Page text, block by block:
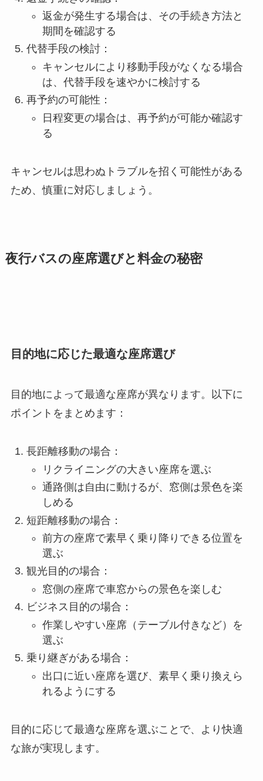
返金が発生する場合は、その手続き方法と
期間を確認する
代替手段の検討：
キャンセルにより移動手段がなくなる場合
は、代替手段を速やかに検討する
再予約の可能性：
日程変更の場合は、再予約が可能か確認す
る
キャンセルは思わぬトラブルを招く可能性がある
ため、慎重に対応しましょう。
夜行バスの座席選びと料金の秘密
目的地に応じた最適な座席選び
目的地によって最適な座席が異なります。以下に
ポイントをまとめます：
長距離移動の場合：
リクライニングの大きい座席を選ぶ
通路側は自由に動けるが、窓側は景色を楽
しめる
短距離移動の場合：
前方の座席で素早く乗り降りできる位置を
選ぶ
観光目的の場合：
窓側の座席で車窓からの景色を楽しむ
ビジネス目的の場合：
作業しやすい座席（テーブル付きなど）を
選ぶ
乗り継ぎがある場合：
出口に近い座席を選び、素早く乗り換えら
れるようにする
目的に応じて最適な座席を選ぶことで、より快適
な旅が実現します。